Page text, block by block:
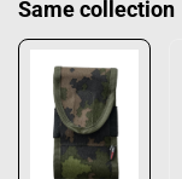
Same collection